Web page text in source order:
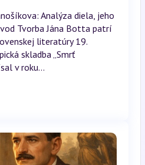
Analýza diela, jeho
Tvorba Jána Botta patrí
literatúry 19.
skladba „Smrť
v roku...